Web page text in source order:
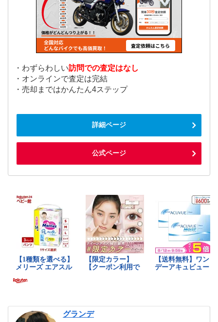
・わずらわしい訪問での査定はなし
・オンラインで査定は完結
・売却まではかんたん4ステップ
詳細ページ
公式ページ
グランデ